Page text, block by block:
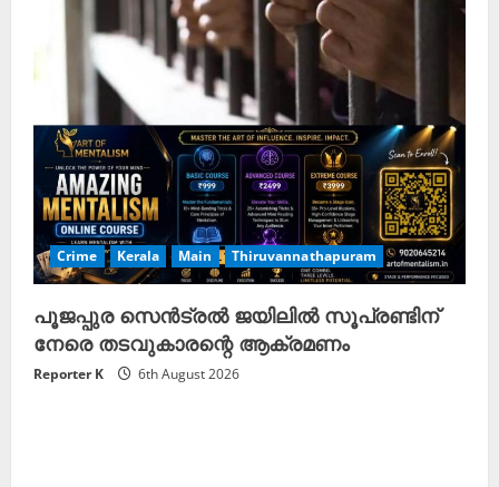
Crime Kerala Main Thiruvannathapuram
പൂജപ്പുര സെൻട്രൽ ജയിലിൽ സൂപ്രണ്ടിന്
നേരെ തടവുകാരന്റെ ആക്രമണം
Reporter K 6th August 2026